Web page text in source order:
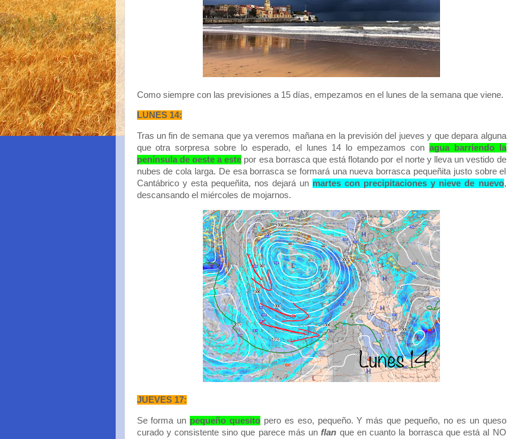
Como siempre con las previsiones a 15 días, empezamos en el lunes de la semana que viene.
LUNES 14:
Tras un fin de semana que ya veremos mañana en la previsión del jueves y que depara alguna
que otra sorpresa sobre lo esperado, el lunes 14 lo empezamos con agua barriendo la
península de oeste a este por esa borrasca que está flotando por el norte y lleva un vestido de
nubes de cola larga. De esa borrasca se formará una nueva borrasca pequeñita justo sobre el
Cantábrico y esta pequeñita, nos dejará un martes con precipitaciones y nieve de nuevo,
descansando el miércoles de mojarnos.
JUEVES 17:
Se forma un pequeño quesito pero es eso, pequeño. Y más que pequeño, no es un queso
curado y consistente sino que parece más unflan que en cuanto la borrasca que está al NO